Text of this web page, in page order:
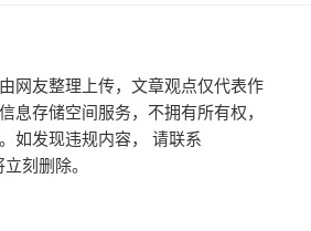
网友整理上传，文章观点仅代表作
息存储空间服务，不拥有所有权，
如发现违规内容， 请联系
刻删除。